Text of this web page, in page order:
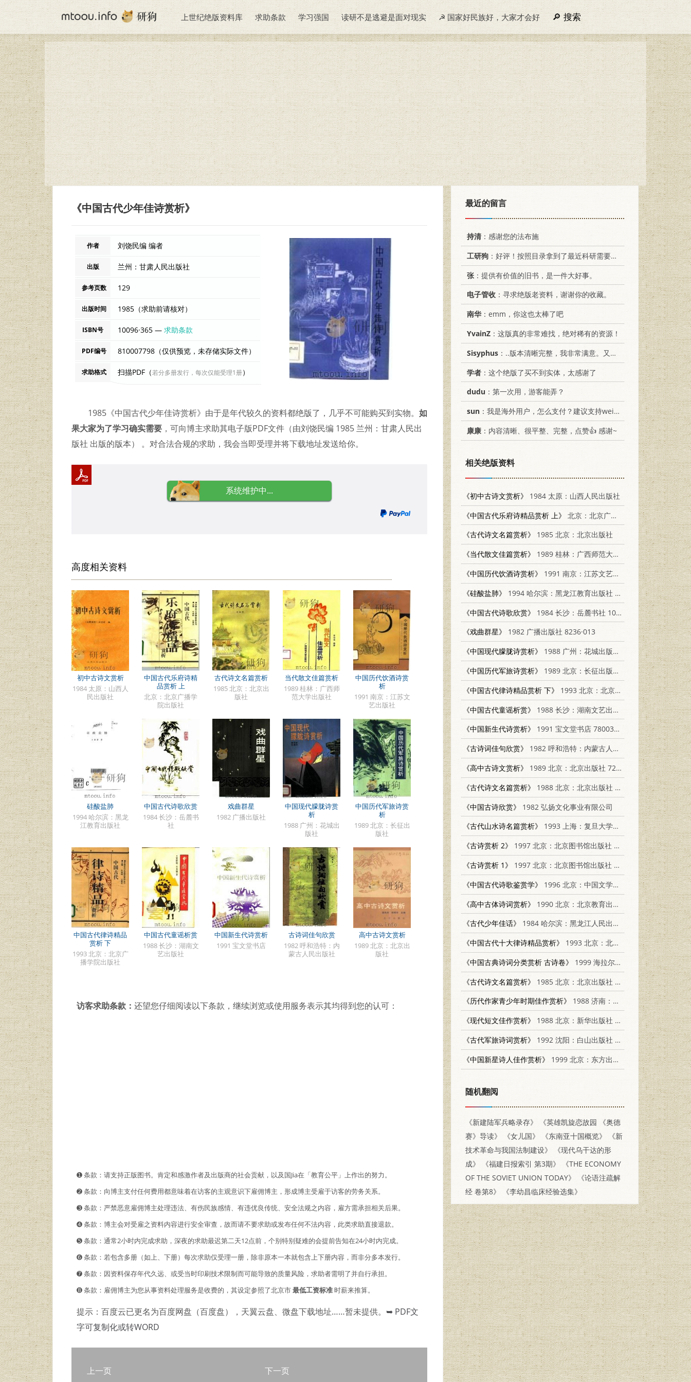
上世纪绝版资料库 求助条款 学习强国 读研不是逃避是面对现实 ☭ 国家好民族好，大家才会好 搜索
《中国古代少年佳诗赏析》
作者 刘饶民编 编者
出版 兰州：甘肃人民出版社
参考页数 129
出版时间 1985（求助前请核对）
ISBN号 10096·365 —求助条款
PDF编号 810007798（仅供预览，未存储实际文件）
求助格式 扫描PDF（若分多册发行，每次仅能受理1册）
1985《中国古代少年佳诗赏析》由于是年代较久的资料都绝版了，几乎不可能购买到实物。 如
果大家为了学习确实需要 ，可向博主求助其电子版PDF文件（由刘饶民编 1985 兰州：甘肃人民出
版社 出版的版本） 。对合法合规的求助，我会当即受理并将下载地址发送给你。
系统维护中...
高度相关资料
初中古诗文赏析
1984 太原：山西人
民出版社
中国古代乐府诗精
品赏析 上
北京：北京广播学
院出版社
古代诗文名篇赏析
1985 北京：北京出
版社
当代散文佳篇赏析
1989 桂林：广西师
范大学出版社
中国历代饮酒诗赏
析
1991 南京：江苏文
艺出版社
硅酸盐肺
1994 哈尔滨：黑龙
江教育出版社
中国古代诗歌欣赏
1984 长沙：岳麓书
社
戏曲群星
1982 广播出版社
中国现代朦胧诗赏
析
1988 广州：花城出
版社
中国历代军旅诗赏
析
1989 北京：长征出
版社
中国古代律诗精品
赏析 下
1993 北京：北京广
播学院出版社
中国古代童谣析赏
1988 长沙：湖南文
艺出版社
中国新生代诗赏析
1991 宝文堂书店
古诗词佳句欣赏
1982 呼和浩特：内
蒙古人民出版社
高中古诗文赏析
1989 北京：北京出
版社
访客求助条款： 还望您仔细阅读以下条款，继续浏览或使用服务表示其均得到您的认可：
➊️ 条款：请支持正版图书。肯定和感激作者及出版商的社会贡献，以及国Jia在「教育公平」上作出的努力。
➋️️ 条款：向博主支付任何费用都意味着在访客的主观意识下雇佣博主，形成博主受雇于访客的劳务关系。
➌ 条款：严禁恶意雇佣博主处理违法、有伤民族感情、有违优良传统、安全法规之内容，雇方需承担相关后果。
➍ 条款：博主会对受雇之资料内容进行安全审查，故而请不要求助或发布任何不法内容，此类求助直接退款。
➎ 条款：通常2小时内完成求助，深夜的求助最迟第二天12点前，个别特别疑难的会提前告知在24小时内完成。
➏ 条款：若包含多册（如上、下册）每次求助仅受理一册，除非原本一本就包含上下册内容，而非分多本发行。
➐ 条款：因资料保存年代久远、或受当时印刷技术限制而可能导致的质量风险，求助者需明了并自行承担。
➑ 条款：雇佣博主为您从事资料处理服务是收费的，其设定参照了北京市最低工资标准时薪来推算。
提示：百度云已更名为百度网盘（百度盘），天翼云盘、微盘下载地址……暂未提供。 ➥ PDF文
字可复制化或转WORD
上一页 下一页
最近的留言
持清：感谢您的法布施
工研狗 ：好评！按照目录拿到了最近科研需要的材料！
张 ：提供有价值的旧书，是一件大好事。
电子管收 ：寻求绝版老资料，谢谢你的收藏。
南华：emm，你这也太棒了吧
YvainZ ：这版真的非常难找，绝对稀有的资源！
Sisyphus ：..版本清晰完整，我非常满意。又及，这本《话语的真相》...
学者 ：这个绝版了买不到实体，太感谢了
dudu ：第一次用，游客能弄？
sun ：我是海外用户，怎么支付？建议支持weixin支付
康康 ：内容清晰、很平整、完整，点赞👍 感谢~
相关绝版资料
《初中古诗文赏析》
1984 太原：山西人民出版社
《中国古代乐府诗精品赏析 上》
北京：北京广播学院出版社 7810042831
《古代诗文名篇赏析》
1985 北京：北京出版社
《当代散文佳篇赏析》
1989 桂林：广西师范大学出版社 7563304355
《中国历代饮酒诗赏析》
1991 南京：江苏文艺出版社 7539902752
《硅酸盐肺》
1994 哈尔滨：黑龙江教育出版社 7531625024
《中国古代诗歌欣赏》
1984 长沙：岳麓书社 10285·11
《戏曲群星》
1982 广播出版社 8236·013
《中国现代朦胧诗赏析》
1988 广州：花城出版社 7536000715
《中国历代军旅诗赏析》
1989 北京：长征出版社 7800150476
《中国古代律诗精品赏析 下》
1993 北京：北京广播学院出版社 781004284X
《中国古代童谣析赏》
1988 长沙：湖南文艺出版社 7540402296
《中国新生代诗赏析》
1991 宝文堂书店 7800301575
《古诗词佳句欣赏》
1982 呼和浩特：内蒙古人民出版社 R7089·225
《高中古诗文赏析》
1989 北京：北京出版社 7200007064
《古代诗文名篇赏析》
1988 北京：北京出版社 7200002836
《中国古诗欣赏》
1982 弘扬文化事业有限公司
《古代山水诗名篇赏析》
1993 上海：复旦大学出版社 7309009762
《古诗赏析 2》
1997 北京：北京图书馆出版社 7501314365
《古诗赏析 1》
1997 北京：北京图书馆出版社 7501314365
《中国古代诗歌鉴赏学》
1996 北京：中国文学出版社 7507103625
《高中古体诗词赏析》
1990 北京：北京教育出版社 7530301578
《古代少年佳话》
1984 哈尔滨：黑龙江人民出版社 10093·626
《中国古代十大律诗精品赏析》
1993 北京：北京广播学院出版社 7810044885
《中国古典诗词分类赏析 古诗卷》
1999 海拉尔：内蒙古文化出版社 7805061955
《古代诗文名篇赏析》
1985 北京：北京出版社 10071·574
《历代作家青少年时期佳作赏析》
1988 济南：明天出版社 7533202791
《现代短文佳作赏析》
1988 北京：新华出版社 7501101272
《古代军旅诗词赏析》
1992 沈阳：白山出版社 7805662533
《中国新星诗人佳作赏析》
1999 北京：东方出版社 750600786X
随机翻阅
《新建陆军兵略录存》
《英雄凯旋恋故园 《奥德
赛》导读》
《女儿国》 《东南亚十国概览》
《新
技术革命与我国法制建设》
《现代乌干达的形
成》
《福建日报索引 第3期》
《THE ECONOMY
OF THE SOVIET UNION TODAY》
《论语注疏解
经 卷第8》
《李幼昌临床经验选集》